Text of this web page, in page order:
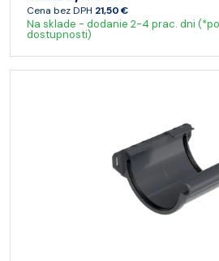
Cena bez DPH 21,50 €
Na sklade - dodanie 2-4 prac. dni
dostupnosti)